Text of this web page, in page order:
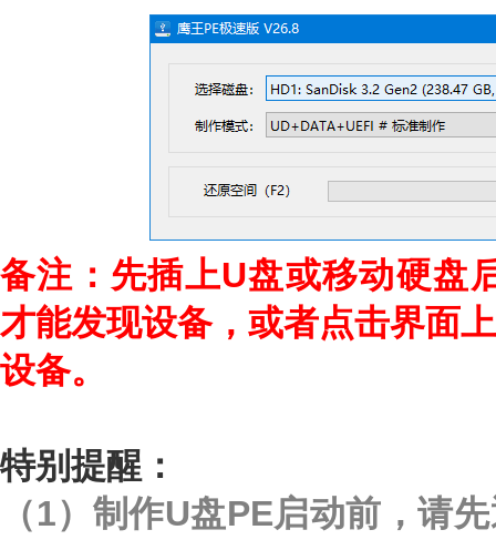
备注：先插上U盘或移动硬盘
才能发现设备，或者点击界面
设备。
特别提醒：
（1）制作U盘PE启动前，请